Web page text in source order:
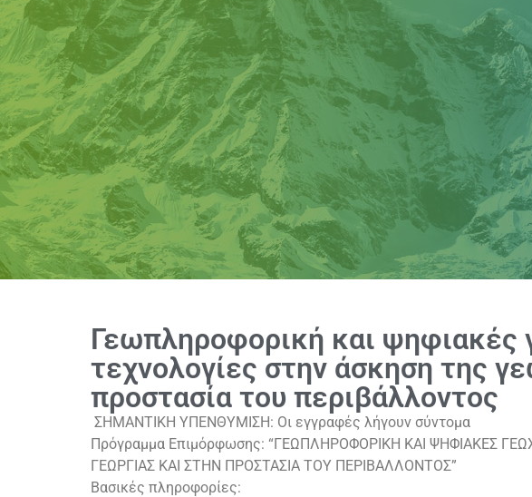
Γεωπληροφορική και ψηφιακές
τεχνολογίες στην άσκηση της
προστασία του περιβάλλοντος
ΣΗΜΑΝΤΙΚΗ ΥΠΕΝΘΥΜΙΣΗ: Οι εγγραφές λήγουν σύντομα
Πρόγραμμα Επιμόρφωσης: “ΓΕΩΠΛΗΡΟΦΟΡΙΚΗ ΚΑΙ ΨΗΦΙΑΚΕΣ
ΓΕΩΡΓΙΑΣ ΚΑΙ ΣΤΗΝ ΠΡΟΣΤΑΣΙΑ ΤΟΥ ΠΕΡΙΒΑΛΛΟΝΤΟΣ”
Βασικές πληροφορίες: